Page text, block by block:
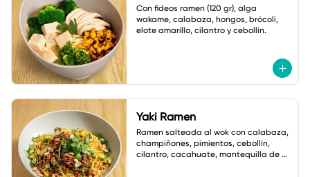
Con fideos ramen (120 gr), alga
wakame, calabaza, hongos, brócoli,
elote amarillo, cilantro y cebollín.
Yaki Ramen
Ramen salteada al wok con calabaza,
champiñones, pimientos, cebollín,
cilantro, cacahuate, mantequilla de